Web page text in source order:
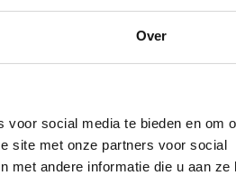
Over
social media te bieden en om
site met onze partners voor social
met andere informatie die u aan ze
Het is een goede keuze voor
Door het juiste type haardhout te